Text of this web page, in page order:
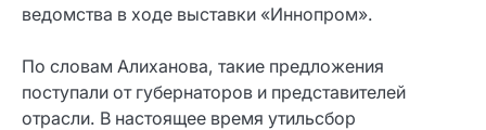
ведомства в ходе выставки «Иннопром».
По словам Алиханова, такие предложения
поступали от губернаторов и представителей
отрасли. В настоящее время утильсбор